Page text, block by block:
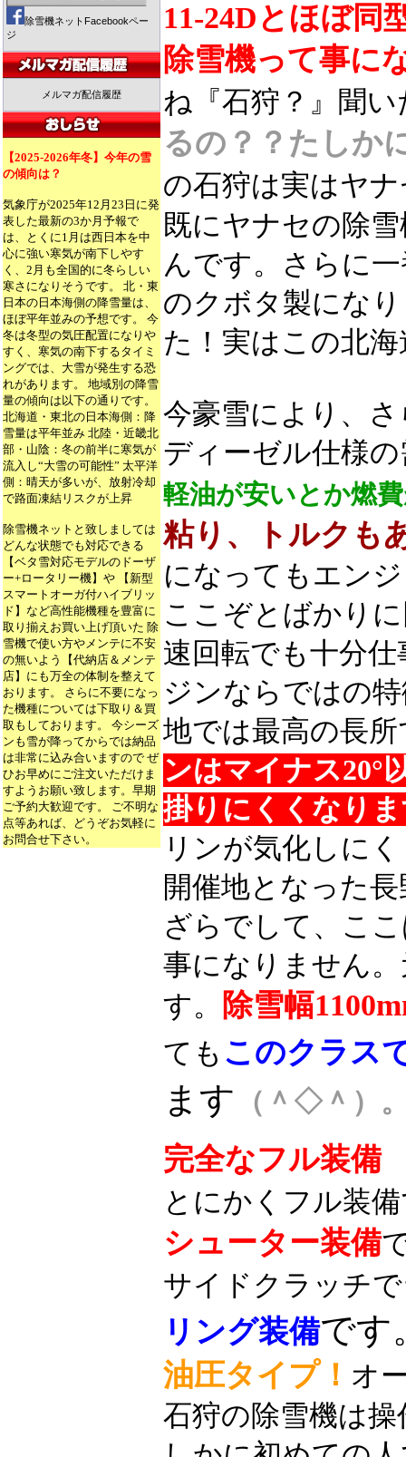
除雪機ネットFacebookペー
ジ
メルマガ配信履歴
【2025-2026年冬】今年の雪
の傾向は？
気象庁が2025年12月23日に発
表した最新の3か月予報で
は、とくに1月は西日本を中
心に強い寒気が南下しやす
く、2月も全国的に冬らしい
寒さになりそうです。 北・東
日本の日本海側の降雪量は、
ほぼ平年並みの予想です。 今
冬は冬型の気圧配置になりや
すく、寒気の南下するタイミ
ングでは、大雪が発生する恐
れがあります。 地域別の降雪
量の傾向は以下の通りです。
北海道・東北の日本海側：降
雪量は平年並み 北陸・近畿北
部・山陰：冬の前半に寒気が
流入し“大雪の可能性” 太平洋
側：晴天が多いが、放射冷却
で路面凍結リスクが上昇
除雪機ネットと致しましては
どんな状態でも対応できる
【ベタ雪対応モデルのドーザ
ー+ロータリー機】や 【新型
スマートオーガ付ハイブリッ
ド】など高性能機種を豊富に
取り揃えお買い上げ頂いた 除
雪機で使い方やメンテに不安
の無いよう【代納店＆メンテ
店】にも万全の体制を整えて
おります。 さらに不要になっ
た機種については下取り＆買
取もしております。 今シーズ
ンも雪が降ってからでは納品
は非常に込み合いますので ぜ
ひお早めにご注文いただけま
すようお願い致します。早期
ご予約大歓迎です。 ご不明な
点等あれば、どうぞお気軽に
お問合せ下さい。
11-24Dとほぼ同
除雪機って事に
ね『石狩？』聞
るの？？たしか
の石狩は実はヤ
既にヤナセの除
んです。さらに
のクボタ製にな
た！実はこの北
今豪雪により、
ディーゼル仕様
軽油が安いとか燃
粘り、トルクも
になってもエン
ここぞとばかり
速回転でも十分
ジンならではの
地では最高の長
ンはマイナス20°
掛りにくくなり
リンが気化しに
開催地となった
ざらでして、こ
事になりません
す。
除雪幅
ても このクラス
ます （＾◇＾）
完全なフル装備
とにかくフル装
シューター装備
サイドクラッチ
リング装備です
油圧タイプ！ オ
石狩の除雪機は